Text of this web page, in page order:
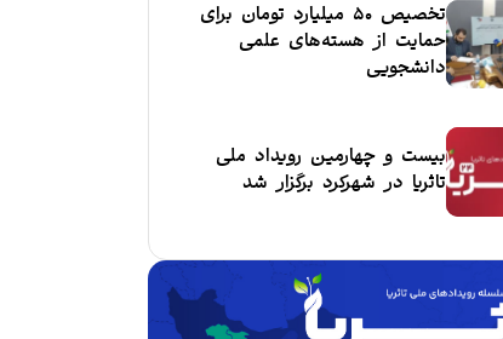
تخصیص ۵۰ میلیارد تومان برای
حمایت از هسته‌های علمی
دانشجویی
بیست و چهارمین رویداد ملی
تاثریا در شهرکرد برگزار شد